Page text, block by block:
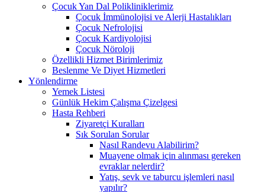
Çocuk Yan Dal Polikliniklerimiz
Çocuk İmmünolojisi ve Alerji Hastalıkları
Çocuk Nefrolojisi
Çocuk Kardiyolojisi
Çocuk Nöroloji
Özellikli Hizmet Birimlerimiz
Beslenme Ve Diyet Hizmetleri
Yönlendirme
Yemek Listesi
Günlük Hekim Çalışma Çizelgesi
Hasta Rehberi
Ziyaretçi Kuralları
Sık Sorulan Sorular
Nasıl Randevu Alabilirim?
Muayene olmak için alınması gereken
evraklar nelerdir?
Yatış, sevk ve taburcu işlemleri nasıl
yapılır?